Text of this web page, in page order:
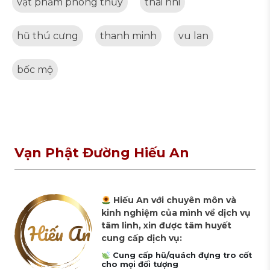
vật phẩm phong thủy thai nhi
hũ thú cưng thanh minh vu lan
bốc mộ
Vạn Phật Đường Hiếu An
Hiếu An với chuyên môn và
kinh nghiệm của mình về dịch vụ
tâm linh, xin được tâm huyết
cung cấp dịch vụ:
Cung cấp hũ/quách đựng tro cốt
cho mọi đối tượng